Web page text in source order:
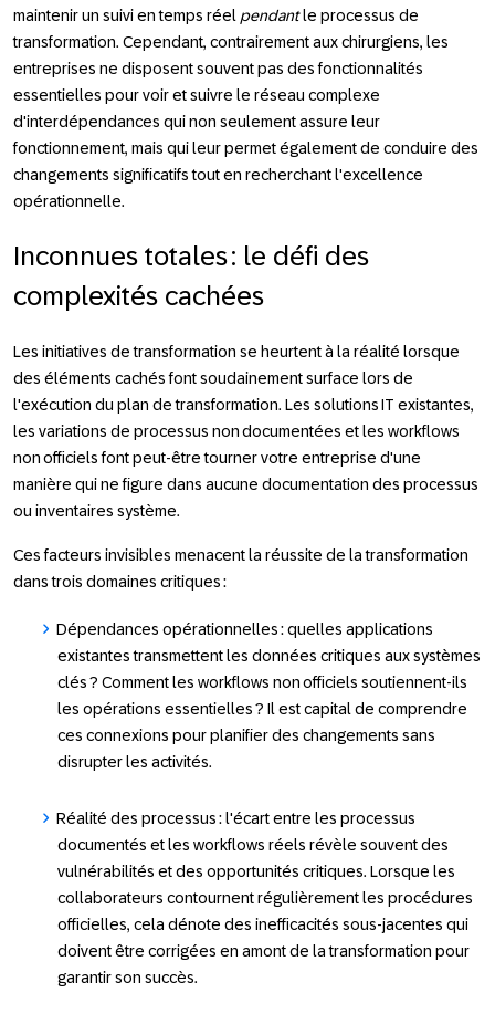
maintenir un suivi en temps réel pendantle processus de
transformation. Cependant, contrairement aux chirurgiens, les
entreprises ne disposent souvent pas des fonctionnalités
essentielles pour voir et suivre le réseau complexe
d'interdépendances qui non seulement assure leur
fonctionnement, mais qui leur permet également de conduire des
changements significatifs tout en recherchant l'excellence
opérationnelle.
Inconnues totales : le défi des
complexités cachées
Les initiatives de transformation se heurtent à la réalité lorsque
des éléments cachés font soudainement surface lors de
l'exécution du plan de transformation. Les solutions IT existantes,
les variations de processus non documentées et les workflows
non officiels font peut-être tourner votre entreprise d'une
manière qui ne figure dans aucune documentation des processus
ou inventaires système.
Ces facteurs invisibles menacent la réussite de la transformation
dans trois domaines critiques :
Dépendances opérationnelles: quelles applications
existantes transmettent les données critiques aux systèmes
clés ? Comment les workflows non officiels soutiennent-ils
les opérations essentielles ? Il est capital de comprendre
ces connexions pour planifier des changements sans
disrupter les activités.
Réalité des processus: l'écart entre les processus
documentés et les workflows réels révèle souvent des
vulnérabilités et des opportunités critiques. Lorsque les
collaborateurs contournent régulièrement les procédures
officielles, cela dénote des inefficacités sous-jacentes qui
doivent être corrigées en amont de la transformation pour
garantir son succès.